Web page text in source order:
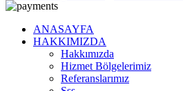
ANASAYFA
HAKKIMIZDA
Hakkımızda
Hizmet Bölgelerimiz
Referanslarımız